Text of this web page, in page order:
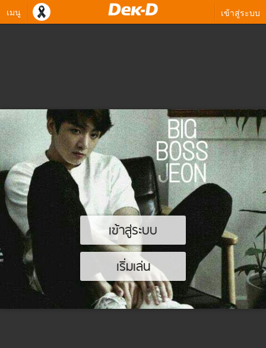
เมนู เข้าสู่ระบบ
เข้าสู่ระบบ
เริ่มเล่น